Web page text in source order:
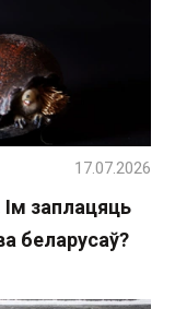
Ім заплацяць
беларусаў?
17.07.2026